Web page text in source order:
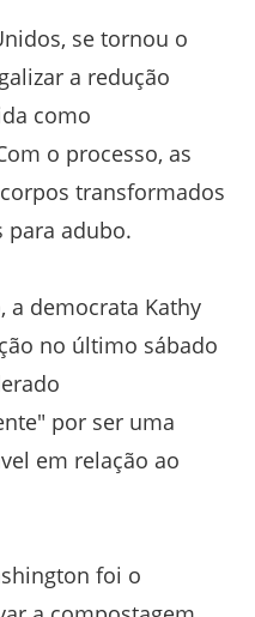
se tornou o
a redução
como
o processo, as
transformados
para adubo.
a democrata Kathy
no último sábado
por ser uma
em relação ao
foi o